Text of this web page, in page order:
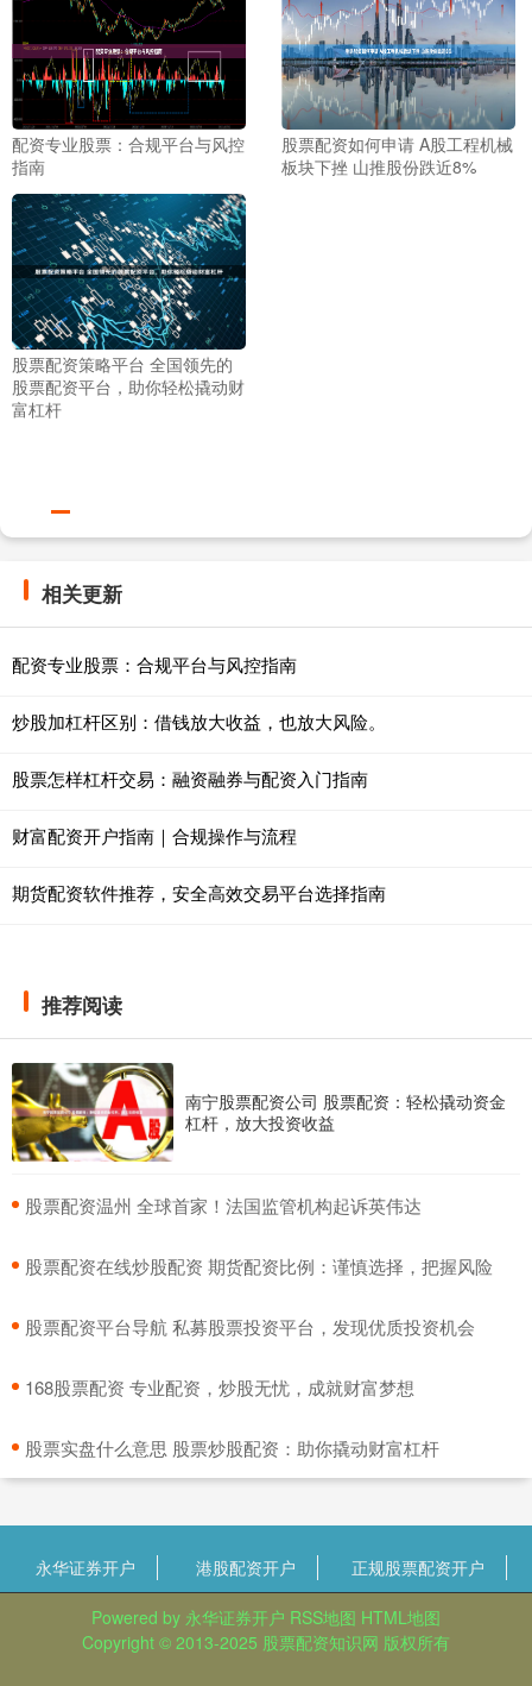
配资专业股票：合规平台与风控
指南
股票配资如何申请 A股工程机械
板块下挫 山推股份跌近8%
股票配资策略平台 全国领先的
股票配资平台，助你轻松撬动财
富杠杆
相关更新
配资专业股票：合规平台与风控指南
炒股加杠杆区别：借钱放大收益，也放大风险。
股票怎样杠杆交易：融资融券与配资入门指南
财富配资开户指南｜合规操作与流程
期货配资软件推荐，安全高效交易平台选择指南
推荐阅读
南宁股票配资公司 股票配资：轻松撬动资金
杠杆，放大投资收益
​股票配资温州 全球首家！法国监管机构起诉英伟达
​股票配资在线炒股配资 期货配资比例：谨慎选择，把握风险
​股票配资平台导航 私募股票投资平台，发现优质投资机会
​168股票配资 专业配资，炒股无忧，成就财富梦想
​股票实盘什么意思 股票炒股配资：助你撬动财富杠杆
永华证券开户 港股配资开户 正规股票配资开户
Powered by 永华证券开户 RSS地图 HTML地图
Copyright © 2013-2025 股票配资知识网 版权所有